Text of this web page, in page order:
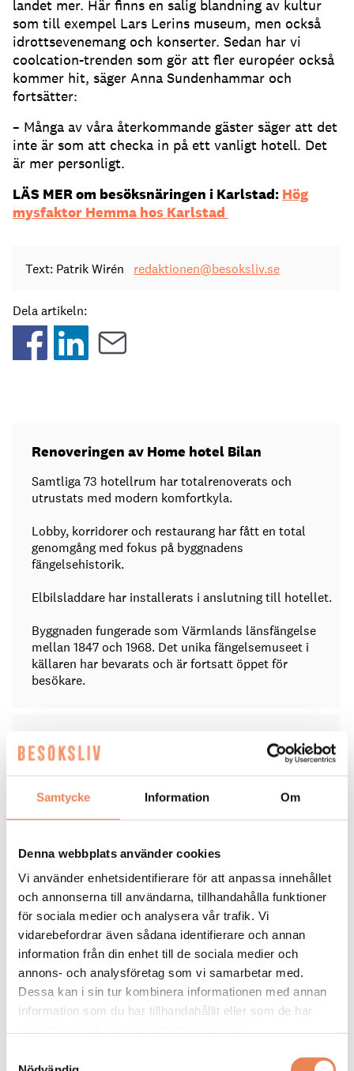
Samtycke Information Om
Denna webbplats använder cookies
Vi använder enhetsidentifierare för att anpassa innehållet
och annonserna till användarna, tillhandahålla funktioner
för sociala medier och analysera vår trafik. Vi
vidarebefordrar även sådana identifierare och annan
information från din enhet till de sociala medier och
annons- och analysföretag som vi samarbetar med.
Dessa kan i sin tur kombinera informationen med annan
information som du har tillhandahållit eller som de har
landet mer. Här finns en salig blandning av kultur
som till exempel Lars Lerins museum, men också
idrottsevenemang och konserter. Sedan har vi
coolcation-trenden som gör att fler européer också
kommer hit, säger Anna Sundenhammar och
fortsätter:
– Många av våra återkommande gäster säger att det
inte är som att checka in på ett vanligt hotell. Det
är mer personligt.
LÄS MER om besöksnäringen i Karlstad: Hög
mysfaktor Hemma hos Karlstad
Text: Patrik Wirén redaktionen@besoksliv.se
Dela artikeln:
Renoveringen av Home hotel Bilan
Samtliga 73 hotellrum har totalrenoverats och
utrustats med modern komfortkyla.
Lobby, korridorer och restaurang har fått en total
genomgång med fokus på byggnadens
fängelsehistorik.
Elbilsladdare har installerats i anslutning till hotellet.
Byggnaden fungerade som Värmlands länsfängelse
mellan 1847 och 1968. Det unika fängelsemuseet i
källaren har bevarats och är fortsatt öppet för
besökare.
Taggar
HOTELL | 3 augusti 2026
Nu inleds nästa fas för
Sheraton
Elin Roquet